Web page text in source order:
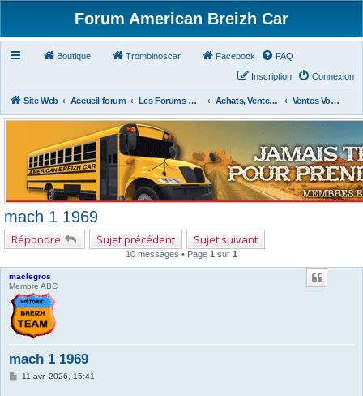
Forum American Breizh Car
Boutique Trombinoscar Facebook FAQ
Connexion
Inscription
Site Web Accueil forum Les Forums Divers Achats, Ventes, Aides et Partages, Revues Ventes Voitures
mach 1 1969
Répondre Sujet précédent Sujet suivant
10 messages • Page 1 sur 1
maclegros
Membre ABC
mach 1 1969
M11 avr. 2026, 15:41